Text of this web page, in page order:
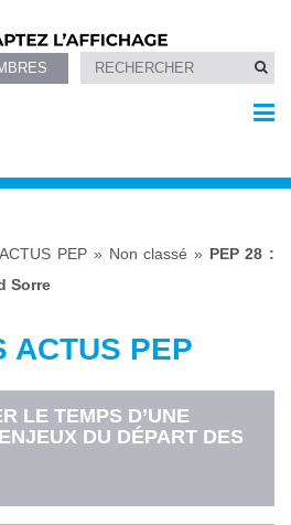
PEP » Non classé » PEP 28 :
Sorre
ACTUS PEP
LE TEMPS D’UNE
DU DÉPART DES